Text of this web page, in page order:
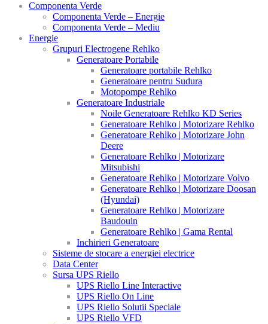
Componenta Verde
Componenta Verde – Energie
Componenta Verde – Mediu
Energie
Grupuri Electrogene Rehlko
Generatoare Portabile
Generatoare portabile Rehlko
Generatoare pentru Sudura
Motopompe Rehlko
Generatoare Industriale
Noile Generatoare Rehlko KD Series
Generatoare Rehlko | Motorizare Rehlko
Generatoare Rehlko | Motorizare John
Deere
Generatoare Rehlko | Motorizare
Mitsubishi
Generatoare Rehlko | Motorizare Volvo
Generatoare Rehlko | Motorizare Doosan
(Hyundai)
Generatoare Rehlko | Motorizare
Baudouin
Generatoare Rehlko | Gama Rental
Inchirieri Generatoare
Sisteme de stocare a energiei electrice
Data Center
Sursa UPS Riello
UPS Riello Line Interactive
UPS Riello On Line
UPS Riello Solutii Speciale
UPS Riello VFD